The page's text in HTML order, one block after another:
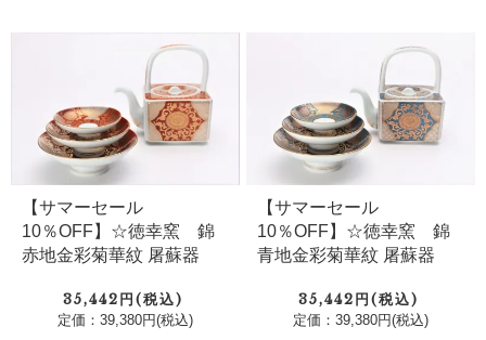
【サマーセール
10％OFF】☆徳幸窯 錦
赤地金彩菊華紋 屠蘇器
35,442円(税込)
定価：39,380円(税込)
【サマーセール
10％OFF】☆徳幸窯 錦
青地金彩菊華紋 屠蘇器
35,442円(税込)
定価：39,380円(税込)